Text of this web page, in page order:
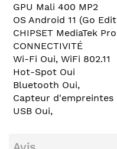
GPU Mali 400 MP2
OS Android 11 (Go
CHIPSET MediaTek
CONNECTIVITÉ
Wi-Fi Oui, WiFi 802.11
Hot-Spot Oui
Bluetooth Oui,
Capteur d'empreintes
USB Oui,